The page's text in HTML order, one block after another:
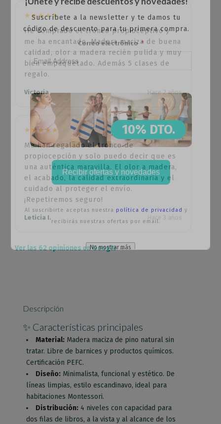
★★★★★
He comprado el tronco propioceptivo y
me ha encantado. Madera maciza de buena
calidad, olor a madera recién pulida y muy
bien empaquetado. Además 5 clases de
regalo.
Victoria Hace 2 años
★★★★★
Me han regalado el tronco de
propiocepción y solo puedo decir que es
una auténtica maravilla. El olor a madera,
el acabado, la calidad extraordinaria y el
cuidado al proteger el envío.
¡Repetiremos seguro!
Leticia I. Hace 3 años
Ver las 62 opiniones en Google →
Descripción
✨ Características principales
Material: Madera maciza de pino natural sin
tratar. Libre de barnices y productos químicos.
Certificación PEFC.
Diseño: Minimalista, funcional y estético. De
líneas limpias, estilo escandinavo, ideal para
habitaciones Montessori.
Distribución: 4 niveles con capacidad para
dos filas de libros, a la vista y al alcance de los
Suscríbete a la newsletter y te damos tu
código de descuento para tu primera compra.
Correo electrónico
10% DTO.
Recibir ofertas y novedades
Al suscribirte aceptas nuestra política de privacidad y
recibirás nuestras ofertas por email.
No mostrar más